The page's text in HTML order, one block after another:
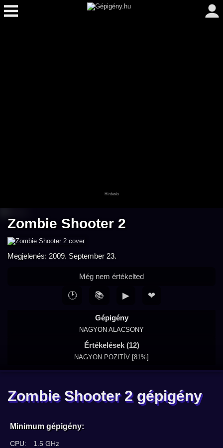
Zombie Shooter 2
Megjelenés: 2009. September 23.
Gépigény
NAGYON ALACSONY
Értékelések (12)
NAGYON POZITÍV [81%]
Még nem értékelted
🕑 📚 ▶ ❤
Zombie Shooter 2 gépigény
Minimum gépigény:
CPU:
1.5 GHz